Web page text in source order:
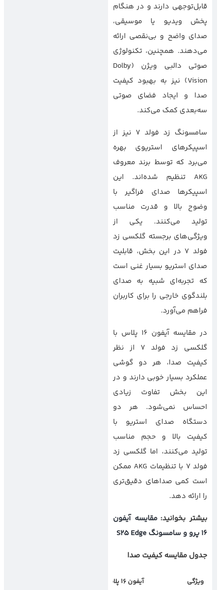
قابل‌توجهی دارند و در هنگام
پخش ویدیو یا موسیقی،
صدای واضح و بی‌نقصی ارائه
می‌دهند. همچنین، تکنولوژی
صوتی دالبی ویژن (Dolby
Vision) نیز به بهبود کیفیت
صدا و ایجاد فضای صوتی
سه‌بعدی کمک می‌کند.
سامسونگ زد فولد 7 نیز از
اسپیکرهای استریوی بهره
می‌برد که توسط برند معروف
AKG تنظیم شده‌اند. این
اسپیکرها صدای فراگیر با
وضوح بالا و قدرت مناسب
تولید می‌کنند. یکی از
ویژگی‌های برجسته گلکسی زد
فولد 7 در این بخش، قابلیت
صدای استریو بسیار غنی است
که تجربه‌ای شبیه به صدای
بلندگوی خارجی را برای کاربران
فراهم می‌آورد.
در مقایسه آیفون 16 پلاس با
گلکسی زد فولد 7 از نظر
کیفیت صدا، هر دو گوشی
عملکرد بسیار خوبی دارند و در
این بخش تفاوت زیادی
احساس نمی‌شود. هر دو
دستگاه صدای استریو با
کیفیت بالا و حجم مناسب
تولید می‌کنند، اما گلکسی زد
فولد 7 با تنظیمات AKG ممکن
است کمی صداهای دقیق‌تری
را ارائه دهد.
بیشتر بخوانید:مقایسه آیفون
16 پرو و سامسونگ S25 Edge
جدول مقایسه کیفیت صدا
ویژگی آیفون 16 پلاس